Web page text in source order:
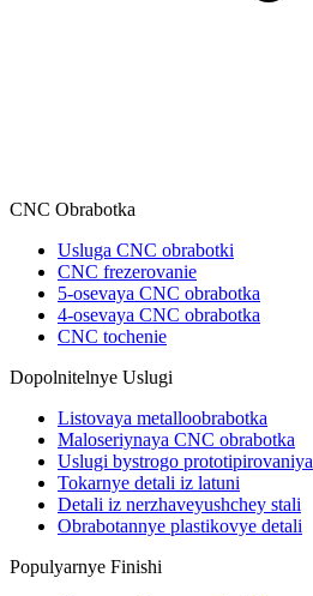
CNC Obrabotka
Usluga CNC obrabotki
CNC frezerovanie
5-osevaya CNC obrabotka
4-osevaya CNC obrabotka
CNC tochenie
Dopolnitelnye Uslugi
Listovaya metalloobrabotka
Maloseriynaya CNC obrabotka
Uslugi bystrogo prototipirovaniya
Tokarnye detali iz latuni
Detali iz nerzhaveyushchey stali
Obrabotannye plastikovye detali
Populyarnye Finishi